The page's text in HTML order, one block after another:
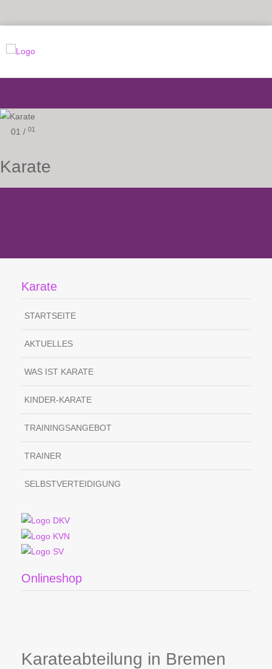
01 / 01
Karate
Karate
STARTSEITE
AKTUELLES
WAS IST KARATE
KINDER-KARATE
TRAININGSANGEBOT
TRAINER
SELBSTVERTEIDIGUNG
Onlineshop
Karateabteilung in Bremen